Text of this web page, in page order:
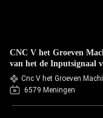
CNC V het Groeven
van het de Inputsignaal
Cnc V het Groeven
6579 Meningen